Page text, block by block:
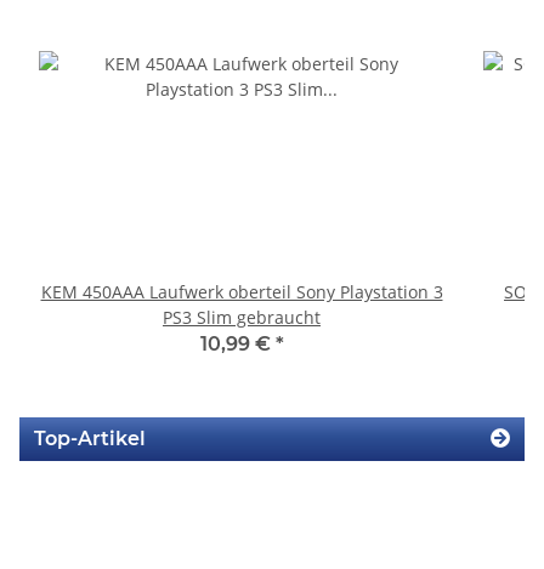
KEM 450AAA Laufwerk oberteil Sony Playstation 3
PS3 Slim gebraucht
10,99 € *
Top-Artikel